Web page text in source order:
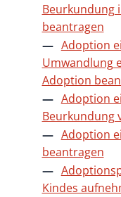
Beurkundung
beantragen
Adoption
Umwandlung
Adoption
Adoption
Beurkundung
Adoption
beantragen
Kindes